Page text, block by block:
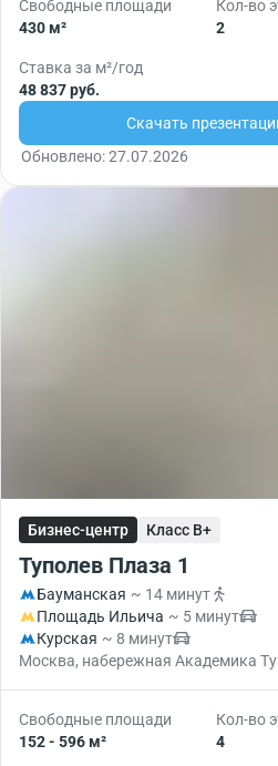
Свободные площади
430 м²
Кол-во
2
Ставка за м²/год
48 837 руб.
Скачать
Обновлено: 27.07.2026
Бизнес-центр Класс B+
Туполев Плаза 1
Бауманская ~ 14 минут
Площадь Ильича ~ 5 минут
Курская ~ 8 минут
Москва, набережная Академика
Свободные площади
152 - 596 м²
Кол-во
4